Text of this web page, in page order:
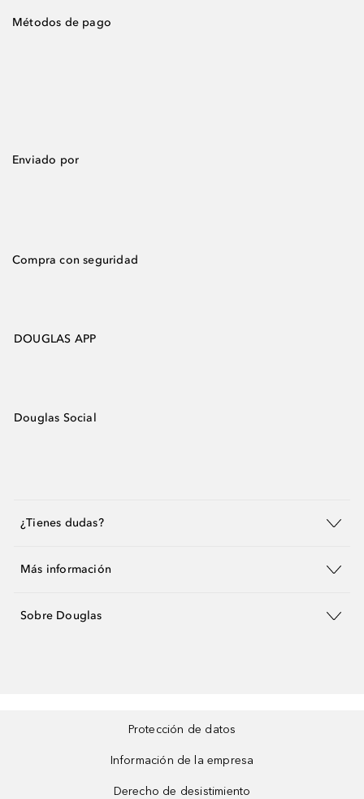
Métodos de pago
Enviado por
Compra con seguridad
DOUGLAS APP
Douglas Social
¿Tienes dudas?
Más información
Sobre Douglas
Protección de datos
Información de la empresa
Derecho de desistimiento